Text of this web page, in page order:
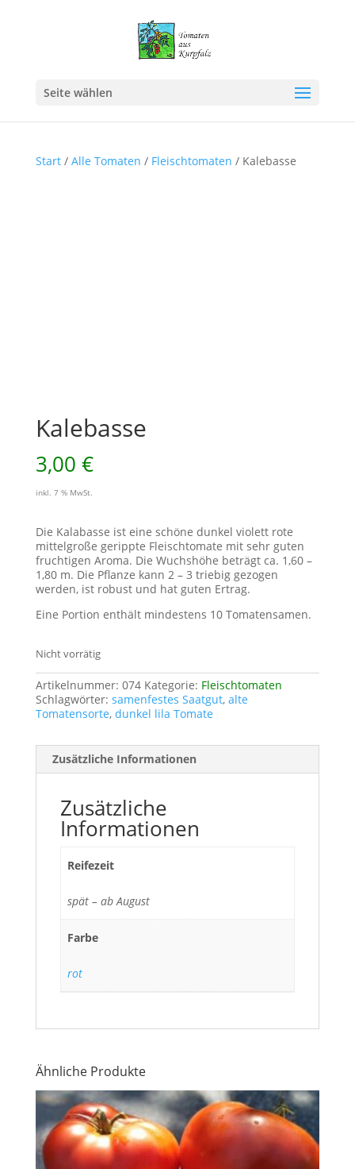
Seite wählen
Start/ Alle Tomaten / Fleischtomaten / Kalebasse
Kalebasse
3,00 €
inkl. 7 % MwSt.
Die Kalabasse ist eine schöne dunkel violett rote
mittelgroße gerippte Fleischtomate mit sehr guten
fruchtigen Aroma. Die Wuchshöhe beträgt ca. 1,60 –
1,80 m. Die Pflanze kann 2 – 3 triebig gezogen
werden, ist robust und hat guten Ertrag.
Eine Portion enthält mindestens 10 Tomatensamen.
Nicht vorrätig
Artikelnummer: 074 Kategorie: Fleischtomaten
Schlagwörter: samenfestes Saatgut, alte
Tomatensorte, dunkel lila Tomate
Zusätzliche Informationen
Zusätzliche
Informationen
Reifezeit
spät – ab August
Farbe
rot
Ähnliche Produkte